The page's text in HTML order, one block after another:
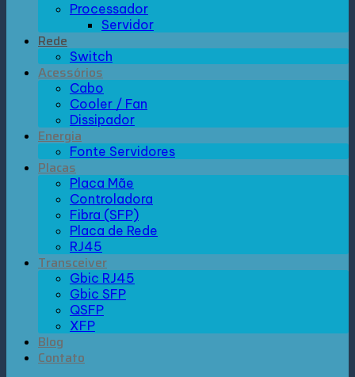
Processador
Servidor
Rede
Switch
Acessórios
Cabo
Cooler / Fan
Dissipador
Energia
Fonte Servidores
Placas
Placa Mãe
Controladora
Fibra (SFP)
Placa de Rede
RJ45
Transceiver
Gbic RJ45
Gbic SFP
QSFP
XFP
Blog
Contato